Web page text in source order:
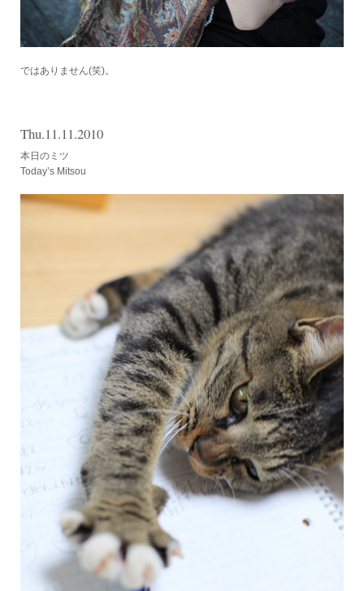
ではありません(笑)。
Thu.11.11.2010
本日のミツ
Today’s Mitsou